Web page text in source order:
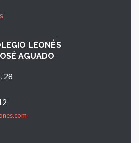
LEONÉS
AGUADO
28